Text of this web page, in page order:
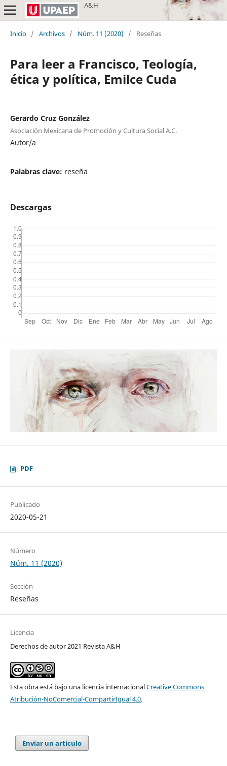
A&H
Inicio / Archivos / Núm. 11 (2020) / Reseñas
Para leer a Francisco, Teología,
ética y política, Emilce Cuda
Gerardo Cruz González
Asociación Mexicana de Promoción y Cultura Social A.C.
Autor/a
Palabras clave: reseña
Descargas
PDF
Publicado
2020-05-21
Número
Núm. 11 (2020)
Sección
Reseñas
Licencia
Derechos de autor 2021 Revista A&H
Esta obra está bajo una licencia internacionalCreative Commons
Atribución-NoComercial-CompartirIgual 4.0.
Enviar un artículo